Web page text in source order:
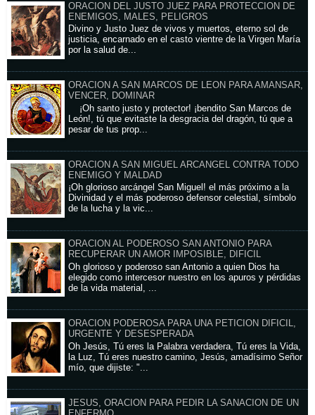
ORACION DEL JUSTO JUEZ PARA PROTECCION DE
ENEMIGOS, MALES, PELIGROS
Divino y Justo Juez de vivos y muertos, eterno sol de
justicia, encarnado en el casto vientre de la Virgen María
por la salud de...
ORACION A SAN MARCOS DE LEON PARA AMANSAR,
VENCER, DOMINAR
¡Oh santo justo y protector! ¡bendito San Marcos de
León!, tú que evitaste la desgracia del dragón, tú que a
pesar de tus prop...
ORACION A SAN MIGUEL ARCANGEL CONTRA TODO
ENEMIGO Y MALDAD
¡Oh glorioso arcángel San Miguel! el más próximo a la
Divinidad y el más poderoso defensor celestial, símbolo
de la lucha y la vic...
ORACION AL PODEROSO SAN ANTONIO PARA
RECUPERAR UN AMOR IMPOSIBLE, DIFICIL
Oh glorioso y poderoso san Antonio a quien Dios ha
elegido como intercesor nuestro en los apuros y pérdidas
de la vida material, ...
ORACION PODEROSA PARA UNA PETICION DIFICIL,
URGENTE Y DESESPERADA
Oh Jesús, Tú eres la Palabra verdadera, Tú eres la Vida,
la Luz, Tú eres nuestro camino, Jesús, amadísimo Señor
mío, que dijiste: "...
JESUS, ORACION PARA PEDIR LA SANACION DE UN